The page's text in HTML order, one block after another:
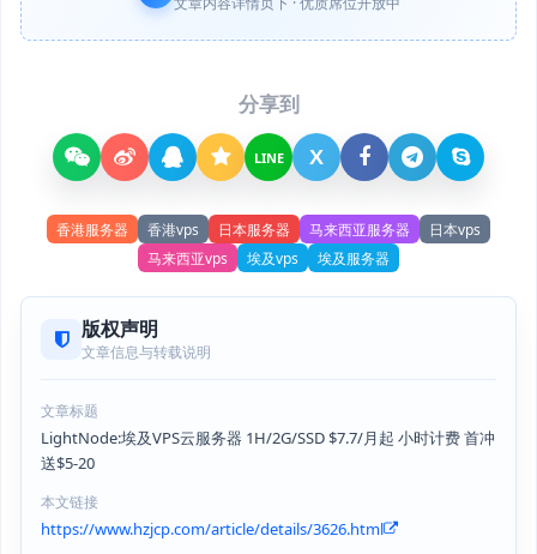
分享到
LINE X
香港服务器 香港vps 日本服务器 马来西亚服务器
日本vps
马来西亚vps
埃及vps 埃及服务器
版权声明
文章信息与转载说明
文章标题
LightNode:埃及VPS云服务器 1H/2G/SSD $7.7/月起 小时计费 首冲
送$5-20
本文链接
https://www.hzjcp.com/article/details/3626.html